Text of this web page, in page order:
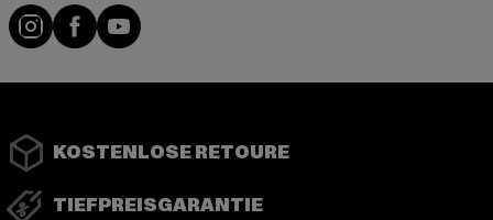
Instagram
FacebookYouTube
KOSTENLOSE RETOURE
TIEFPREISGARANTIE